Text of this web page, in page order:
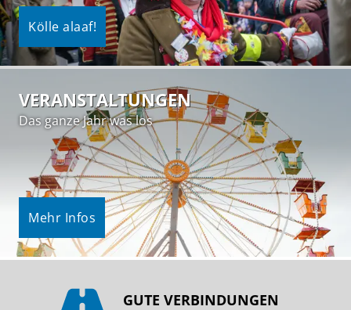
Kölle alaaf!
VERANSTALTUNGEN
Das ganze Jahr was los
Mehr Infos
GUTE VERBINDUNGEN